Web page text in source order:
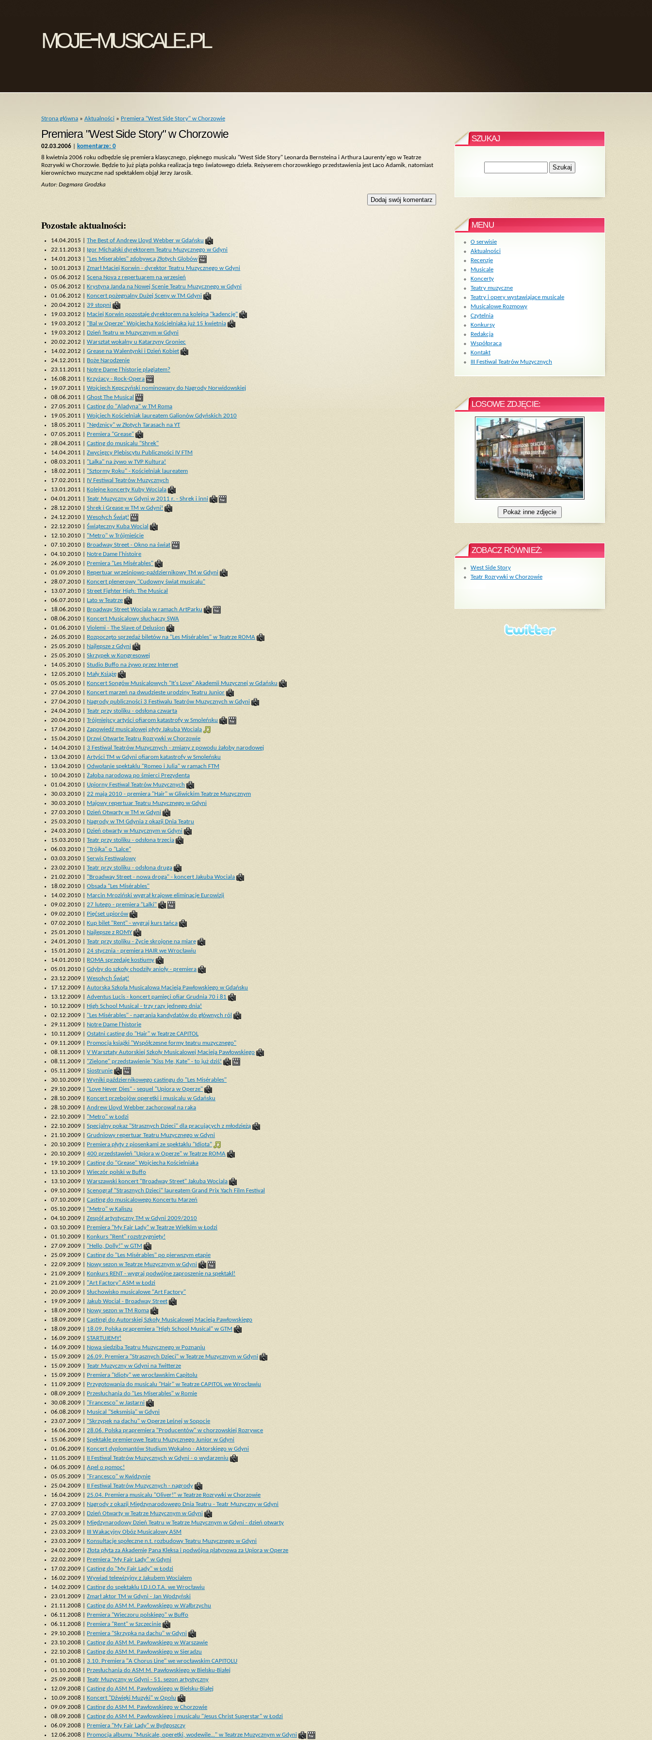
moje-musicale.pl
Strona główna» Aktualności» Premiera "West Side Story" w Chorzowie
Premiera "West Side Story" w Chorzowie
02.03.2006|
komentarze: 0
8 kwietnia 2006 roku odbędzie się premiera klasycznego, pięknego musicalu "West Side Story" Leonarda Bernsteina i Arthura Laurenty'ego w Teatrze
Rozrywki w Chorzowie. Będzie to już piąta polska realizacja tego światowego dzieła. Reżyserem chorzowskiego przedstawienia jest Laco Adamik, natomiast
kierownictwo muzyczne nad spektaklem objął Jerzy Jarosik.
Autor: Dagmara Grodzka
Pozostałe aktualności:
14.04.2015 |The Best of Andrew Lloyd Webber w Gdańsku
22.11.2013 | Igor Michalski dyrektorem Teatru Muzycznego w Gdyni
14.01.2013 | "Les Miserables" zdobywcą Złotych Globów
10.01.2013 |Zmarł Maciej Korwin - dyrektor Teatru Muzycznego w Gdyni
05.06.2012 |Scena Nova z repertuarem na wrzesień
05.06.2012 |Krystyna Janda na Nowej Scenie Teatru Muzycznego w Gdyni
01.06.2012 |Koncert pożegnalny Dużej Sceny w TM Gdyni
20.04.2012 |39 stopni
19.03.2012 | Maciej Korwin pozostaje dyrektorem na kolejną "kadencję"
19.03.2012 | "Bal w Operze" Wojciecha Kościelniaka już 15 kwietnia
19.03.2012 |Dzień Teatru w Muzycznym w Gdyni
20.02.2012 |Warsztat wokalny u Katarzyny Groniec
14.02.2012 |Grease na Walentynki i Dzień Kobiet
24.12.2011 |Boże Narodzenie
23.11.2011 | Notre Dame l'historie plagiatem?
16.08.2011 |Krzyżacy - Rock-Opera
19.07.2011 |Wojciech Kępczyński nominowany do Nagrody Norwidowskiej
08.06.2011 |Ghost The Musical
27.05.2011 |Casting do "Aladyna" w TM Roma
19.05.2011 |Wojciech Kościelniak laureatem Galionów Gdyńskich 2010
18.05.2011 | "Nędznicy" w Złotych Tarasach na YT
07.05.2011 | Premiera "Grease"
28.04.2011 |Casting do musicalu "Shrek"
14.04.2011 |Zwycięzcy Plebiscytu Publiczności IV FTM
08.03.2011 | "Lalka" na żywo w TVP Kultura!
18.02.2011 | "Sztormy Roku" - Kościelniak laureatem
17.02.2011 | IV Festiwal Teatrów Muzycznych
13.01.2011 |Kolejne koncerty Kuby Wociala
04.01.2011 |Teatr Muzyczny w Gdyni w 2011 r. - Shrek i inni
28.12.2010 |Shrek i Grease w TM w Gdyni!
24.12.2010 |Wesołych Świąt!
22.12.2010 |Świąteczny Kuba Wocial
12.10.2010 | "Metro" w Trójmieście
07.10.2010 | Broadway Street - Okno na świat
04.10.2010 | Notre Dame l'histoire
26.09.2010 | Premiera "Les Misérables"
01.09.2010 | Repertuar wrześniowo-październikowy TM w Gdyni
28.07.2010 |Koncert plenerowy "Cudowny świat musicalu"
13.07.2010 |Street Fighter High: The Musical
06.07.2010 |Lato w Teatrze
18.06.2010 |Broadway Street Wociala w ramach ArtParku
08.06.2010 |Koncert Musicalowy słuchaczy SWA
01.06.2010 |Violemi - The Slave of Delusion
26.05.2010 | Rozpoczęto sprzedaż biletów na "Les Misérables" w Teatrze ROMA
25.05.2010 | Najlepsze z Gdyni
25.05.2010 |Skrzypek w Kongresowej
14.05.2010 |Studio Buffo na żywo przez Internet
12.05.2010 | Mały Książę
05.05.2010 |Koncert Songów Musicalowych "It's Love" Akademii Muzycznej w Gdańsku
27.04.2010 |Koncert marzeń na dwudzieste urodziny Teatru Junior
27.04.2010 | Nagrody publiczności 3 Festiwalu Teatrów Muzycznych w Gdyni
24.04.2010 |Teatr przy stoliku - odsłona czwarta
20.04.2010 |Trójmiejscy artyści ofiarom katastrofy w Smoleńsku
17.04.2010 |Zapowiedź musicalowej płyty Jakuba Wociala
15.04.2010 |Drzwi Otwarte Teatru Rozrywki w Chorzowie
14.04.2010 |3 Festiwal Teatrów Muzycznych - zmiany z powodu żałoby narodowej
13.04.2010 |Artyści TM w Gdyni ofiarom katastrofy w Smoleńsku
13.04.2010 |Odwołanie spektaklu "Romeo i Julia" w ramach FTM
10.04.2010 |Żałoba narodowa po śmierci Prezydenta
01.04.2010 |Upiorny Festiwal Teatrów Muzycznych
30.03.2010 | 22 maja 2010 - premiera "Hair" w Gliwickim Teatrze Muzycznym
30.03.2010 | Majowy repertuar Teatru Muzycznego w Gdyni
27.03.2010 |Dzień Otwarty w TM w Gdyni
25.03.2010 | Nagrody w TM Gdynia z okazji Dnia Teatru
24.03.2010 |Dzień otwarty w Muzycznym w Gdyni
15.03.2010 |Teatr przy stoliku - odsłona trzecia
06.03.2010 | "Trójka" o "Lalce"
03.03.2010 |Serwis Festiwalowy
23.02.2010 |Teatr przy stoliku - odsłona druga
21.02.2010 | "Broadway Street - nowa droga" - koncert Jakuba Wociala
18.02.2010 |Obsada "Les Misérables"
14.02.2010 | Marcin Mroziński wygrał krajowe eliminacje Eurowizji
09.02.2010 | 27 lutego - premiera "Lalki"
09.02.2010 | Pięćset upiorów
07.02.2010 |Kup bilet "Rent" - wygraj kurs tańca
25.01.2010 | Najlepsze z ROMY
24.01.2010 |Teatr przy stoliku - Życie skrojone na miarę
15.01.2010 | 24 stycznia - premiera HAIR we Wrocławiu
14.01.2010 | ROMA sprzedaje kostiumy
05.01.2010 |Gdyby do szkoły chodziły anioły - premiera
23.12.2009 |Wesołych Świąt!
17.12.2009 |Autorska Szkoła Musicalowa Macieja Pawłowskiego w Gdańsku
13.12.2009 |Adventus Lucis - koncert pamięci ofiar Grudnia 70 i 81
10.12.2009 |High School Musical - trzy razy jednego dnia!
02.12.2009 | "Les Misérables" - nagrania kandydatów do głównych ról
29.11.2009 | Notre Dame l'historie
10.11.2009 |Ostatni casting do "Hair" w Teatrze CAPITOL
09.11.2009 | Promocja książki "Współczesne formy teatru muzycznego"
08.11.2009 |V Warsztaty Autorskiej Szkoły Musicalowej Macieja Pawłowskiego
08.11.2009 | "Zielone" przedstawienie "Kiss Me, Kate" - to już dziś!
05.11.2009 |Siostrunie
30.10.2009 |Wyniki październikowego castingu do "Les Misérables"
29.10.2009 | "Love Never Dies" - sequel "Upiora w Operze"
28.10.2009 |Koncert przebojów operetki i musicalu w Gdańsku
28.10.2009 |Andrew Lloyd Webber zachorował na raka
22.10.2009 | "Metro" w Łodzi
22.10.2009 |Specjalny pokaz "Strasznych Dzieci" dla pracujących z młodzieżą
21.10.2009 |Grudniowy repertuar Teatru Muzycznego w Gdyni
20.10.2009 | Premiera płyty z piosenkami ze spektaklu "Idiota"
20.10.2009 |400 przedstawień "Upiora w Operze" w Teatrze ROMA
19.10.2009 |Casting do "Grease" Wojciecha Kościelniaka
13.10.2009 |Wieczór polski w Buffo
13.10.2009 |Warszawski koncert "Broadway Street" Jakuba Wociala
09.10.2009 |Scenograf "Strasznych Dzieci" laureatem Grand Prix Yach Film Festival
07.10.2009 |Casting do musicalowego Koncertu Marzeń
05.10.2009 | "Metro" w Kaliszu
04.10.2009 |Zespół artystyczny TM w Gdyni 2009/2010
03.10.2009 | Premiera "My Fair Lady" w Teatrze Wielkim w Łodzi
01.10.2009 |Konkurs "Rent" rozstrzygnięty!
27.09.2009 | "Hello, Dolly!" w GTM
25.09.2009 |Casting do "Les Misérables" po pierwszym etapie
22.09.2009 | Nowy sezon w Teatrze Muzycznym w Gdyni
21.09.2009 |Konkurs RENT - wygraj podwójne zaproszenie na spektakl!
21.09.2009 | "Art Factory" ASM w Łodzi
20.09.2009 |Słuchowisko musicalowe "Art Factory"
19.09.2009 |
Jakub Wocial - Broadway Street
18.09.2009 | Nowy sezon w TM Roma
18.09.2009 |Castingi do Autorskiej Szkoły Musicalowej Macieja Pawłowskiego
18.09.2009 | 18.09. Polska prapremiera "High School Musical" w GTM
16.09.2009 |STARTUJEMY!
16.09.2009 | Nowa siedziba Teatru Muzycznego w Poznaniu
15.09.2009 | 26.09. Premiera "Strasznych Dzieci" w Teatrze Muzycznym w Gdyni
15.09.2009 |Teatr Muzyczny w Gdyni na Twitterze
15.09.2009 | Premiera "Idioty" we wrocławskim Capitolu
11.09.2009 | Przygotowania do musicalu "Hair" w Teatrze CAPITOL we Wrocławiu
08.09.2009 | Przesłuchania do "Les Miserables" w Romie
30.08.2009 | "Francesco" w Jastarni
06.08.2009 | Musical "Seksmisja" w Gdyni
23.07.2009 | "Skrzypek na dachu" w Operze Leśnej w Sopocie
16.06.2009 | 28.06. Polska prapremiera "Producentów" w chorzowskiej Rozrywce
15.06.2009 |Spektakle premierowe Teatru Muzycznego Junior w Gdyni
01.06.2009 |Koncert dyplomantów Studium Wokalno - Aktorskiego w Gdyni
11.05.2009 | II Festiwal Teatrów Muzycznych w Gdyni - o wydarzeniu
06.05.2009 |Apel o pomoc!
05.05.2009 | "Francesco" w Kwidzynie
25.04.2009 | II Festiwal Teatrów Muzycznych - nagrody
16.04.2009 | 25.04. Premiera musicalu "Oliver!" w Teatrze Rozrywki w Chorzowie
27.03.2009 | Nagrody z okazji Międzynarodowego Dnia Teatru - Teatr Muzyczny w Gdyni
27.03.2009 |Dzień Otwarty w Teatrze Muzycznym w Gdyni
25.03.2009 | Międzynarodowy Dzień Teatru w Teatrze Muzycznym w Gdyni - dzień otwarty
23.03.2009 | III Wakacyjny Obóz Musicalowy ASM
23.03.2009 |Konsultacje społeczne n.t. rozbudowy Teatru Muzycznego w Gdyni
24.02.2009 |Złota płyta za Akademię Pana Kleksa i podwójna platynowa za Upiora w Operze
22.02.2009 | Premiera "My Fair Lady" w Gdyni
17.02.2009 |Casting do "My Fair Lady" w Łodzi
16.02.2009 |Wywiad telewizyjny z Jakubem Wocialem
14.02.2009 |Casting do spektaklu I.D.I.O.T.A. we Wrocławiu
23.01.2009 |Zmarł aktor TM w Gdyni - Jan Wodzyński
21.11.2008 |Casting do ASM M. Pawłowskiego w Wałbrzychu
06.11.2008 | Premiera "Wieczoru polskiego" w Buffo
06.11.2008 | Premiera "Rent" w Szczecinie
29.10.2008 | Premiera "Skrzypka na dachu" w Gdyni
23.10.2008 |Casting do ASM M. Pawłowskiego w Warszawie
22.10.2008 |Casting do ASM M. Pawłowskiego w Sieradzu
01.10.2008 |3.10. Premiera "A Chorus Line" we wrocławskim CAPITOLU
01.10.2008 | Przesłuchania do ASM M. Pawłowskiego w Bielsku-Białej
25.09.2008 |Teatr Muzyczny w Gdyni - 51. sezon artystyczny
12.09.2008 |Casting do ASM M. Pawłowskiego w Bielsku-Białej
10.09.2008 |Koncert "Dźwięki Muzyki" w Opolu
09.09.2008 |Casting do ASM M. Pawłowskiego w Chorzowie
08.09.2008 |Casting do ASM M. Pawłowskiego i musicalu "Jesus Christ Superstar" w Łodzi
06.09.2008 | Premiera "My Fair Lady" w Bydgoszczy
12.06.2008 | Promocja albumu "Musicale, operetki, wodewile..." w Teatrze Muzycznym w Gdyni
SZUKAJ
MENU
O serwisie
Aktualności
Recenzje
Musicale
Koncerty
Teatry muzyczne
Teatry i opery wystawiające musicale
Musicalowe Rozmowy
Czytelnia
Konkursy
Redakcja
Współpraca
Kontakt
III Festiwal Teatrów Muzycznych
LOSOWE ZDJĘCIE:
ZOBACZ RÓWNIEŻ:
West Side Story
Teatr Rozrywki w Chorzowie